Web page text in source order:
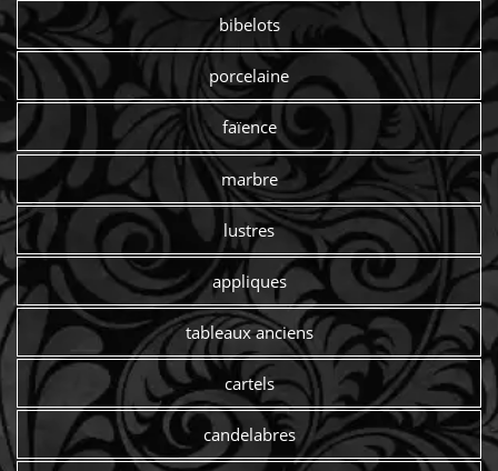
bibelots
porcelaine
faïence
marbre
lustres
appliques
tableaux anciens
cartels
candelabres